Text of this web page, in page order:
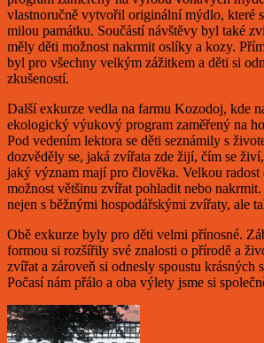
vlastnoručně vytvořil originální mýdlo, které
milou památku. Součástí návštěvy byl také
měly děti možnost nakrmit oslíky a kozy.
byl pro všechny velkým zážitkem a děti si
zkušeností.
Další exkurze vedla na farmu Kozodoj, kde
ekologický výukový program zaměřený na
Pod vedením lektora se děti seznámily s
dozvěděly se, jaká zvířata zde žijí, čím se
jaký význam mají pro člověka. Velkou radost
možnost většinu zvířat pohladit nebo
nejen s běžnými hospodářskými zvířaty, ale
Obě exkurze byly pro děti velmi přínosné.
formou si rozšířily své znalosti o přírodě a
zvířat a zároveň si odnesly spoustu krásných
Počasí nám přálo a oba výlety jsme si